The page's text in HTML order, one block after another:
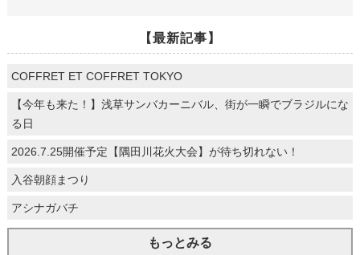
【最新記事】
COFFRET ET COFFRET TOKYO
【今年も来た！】浅草サンバカーニバル、街が一瞬でブラジルにな
る日
2026.7.25開催予定【隅田川花火大会】が待ち切れない！
入谷朝顔まつり
アシナガバチ
もっとみる